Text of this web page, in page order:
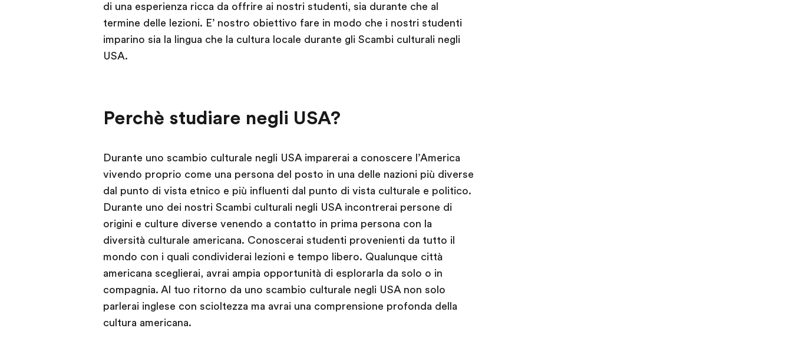
di una esperienza ricca da offrire ai nostri studenti, sia durante che al
termine delle lezioni. E’ nostro obiettivo fare in modo che i nostri studenti
imparino sia la lingua che la cultura locale durante gli Scambi culturali negli
USA.
Perchè studiare negli USA?
Durante uno scambio culturale negli USA imparerai a conoscere l’America
vivendo proprio come una persona del posto in una delle nazioni più diverse
dal punto di vista etnico e più influenti dal punto di vista culturale e politico.
Durante uno dei nostri Scambi culturali negli USA incontrerai persone di
origini e culture diverse venendo a contatto in prima persona con la
diversità culturale americana. Conoscerai studenti provenienti da tutto il
mondo con i quali condividerai lezioni e tempo libero. Qualunque città
americana sceglierai, avrai ampia opportunità di esplorarla da solo o in
compagnia. Al tuo ritorno da uno scambio culturale negli USA non solo
parlerai inglese con scioltezza ma avrai una comprensione profonda della
cultura americana.